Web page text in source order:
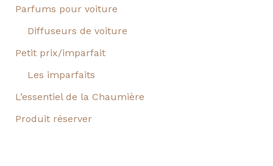
Parfums pour voiture
Diffuseurs de voiture
Petit prix/imparfait
Les imparfaits
L’essentiel de la Chaumière
Produit réserver